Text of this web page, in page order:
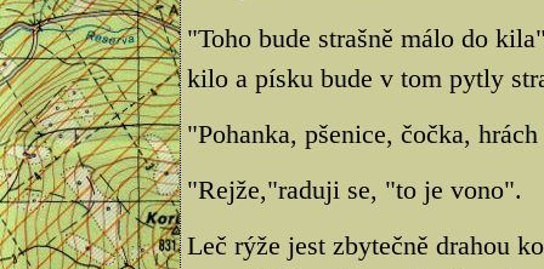
"Toho bude strašně málo do
kilo a písku bude v tom pytly
"Pohanka, pšenice, čočka,
"Rejže,"raduji se, "to je vono".
Leč rýže jest zbytečně drahou